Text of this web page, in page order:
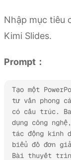
Nhập mục tiêu
Kimi Slides.
Prompt：
Tạo một
tư vấn phong
có cấu trúc.
dụng công
tác động kinh
biểu đồ đơn
Bài thuyết